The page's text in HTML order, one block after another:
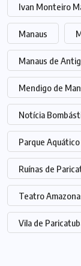
Ivan Monteiro
Manaus
Manaus de
Mendigo de
Notícia
Parque Aquático
Ruínas de
Teatro
Vila de